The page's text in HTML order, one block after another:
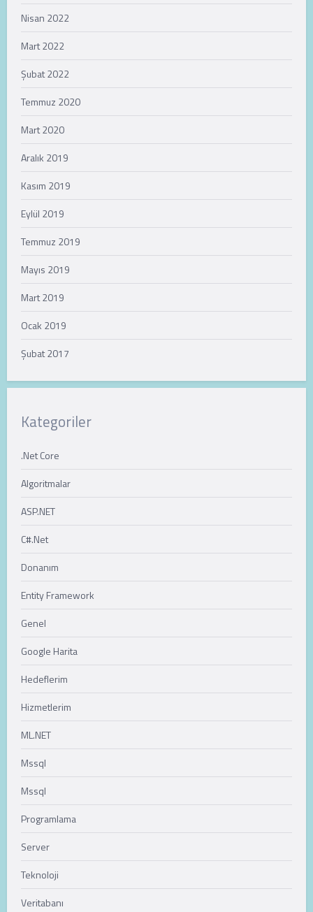
Nisan 2022
Mart 2022
Şubat 2022
Temmuz 2020
Mart 2020
Aralık 2019
Kasım 2019
Eylül 2019
Temmuz 2019
Mayıs 2019
Mart 2019
Ocak 2019
Şubat 2017
Kategoriler
.Net Core
Algoritmalar
ASP.NET
C#.Net
Donanım
Entity Framework
Genel
Google Harita
Hedeflerim
Hizmetlerim
ML.NET
Mssql
Mssql
Programlama
Server
Teknoloji
Veritabanı